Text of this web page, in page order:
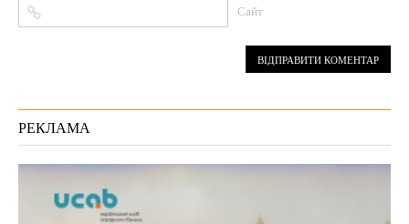
Сайт
РЕКЛАМА